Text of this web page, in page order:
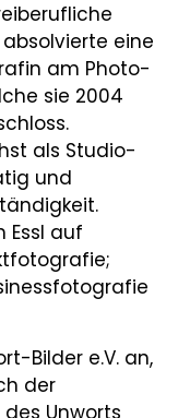
eine
am Photo-
sie 2004
als Studio-
und
Essl auf
Bilder e.V. an,
der